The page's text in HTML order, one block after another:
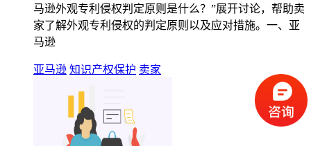
马逊外观专利侵权判定原则是什么？”展开讨论，帮助卖
家了解外观专利侵权的判定原则以及应对措施。一、亚
马逊
亚马逊 知识产权保护 卖家